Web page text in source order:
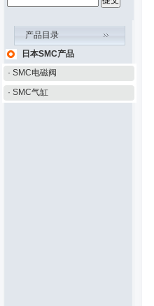
产品目录
日本SMC产品
· SMC电磁阀
· SMC气缸